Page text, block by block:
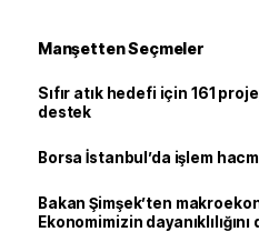
Manşetten Seçmeler
Sıfır atık hedefi için 161
destek
Borsa İstanbul’da işlem
Bakan Şimşek’ten
Ekonomimizin